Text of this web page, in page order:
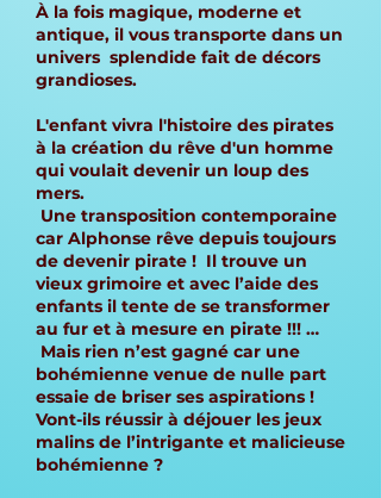
À la fois magique, moderne et
antique, il vous transporte dans un
univers splendide fait de décors
grandioses.
L'enfant vivra l'histoire des pirates
à la création du rêve d'un homme
qui voulait devenir un loup des
mers.
Une transposition contemporaine
car Alphonse rêve depuis toujours
de devenir pirate ! Il trouve un
vieux grimoire et avec l’aide des
enfants il tente de se transformer
au fur et à mesure en pirate !!! …
Mais rien n’est gagné car une
bohémienne venue de nulle part
essaie de briser ses aspirations !
Vont-ils réussir à déjouer les jeux
malins de l’intrigante et malicieuse
bohémienne ?